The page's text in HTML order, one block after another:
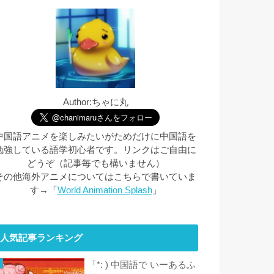
Author:ちゃに丸
国語アニメを楽しみたいがためだけに中国語を
強している語学初心者です。リンクはご自由に
どうぞ（記事毎でも構いません）
の他海外アニメについてはこちらで書いていま
す→「 World Animation Splash」
人気記事ランキング
「*: ) 中国語で いーあるふ